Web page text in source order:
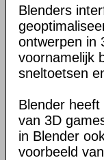
Blenders
ontwerpen in
voornamelijk
sneltoetsen
Blender
van 3D
in Blender
voorbeeld